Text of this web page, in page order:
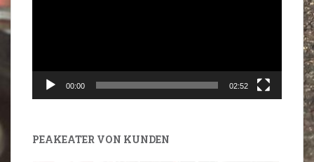
00:00 02:52
PEAKEATER VON KUNDEN